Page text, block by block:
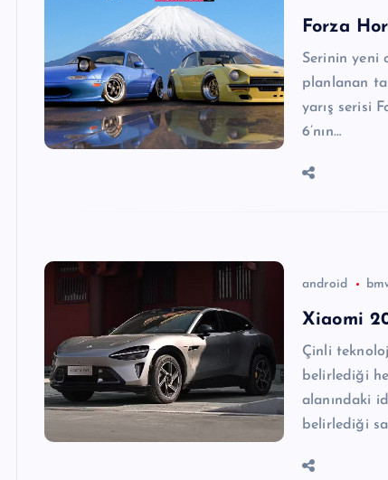
Forza
Serinin yeni
planlanan
yarış serisi
6’nın…
android
Xiaomi
Çinli
belirlediği
alanındaki
belirlediği